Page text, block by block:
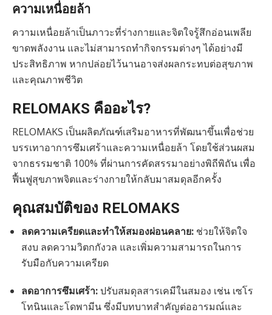
ความเหนื่อยล้า
ความเหนื่อยล้าเป็นภาวะที่ร่างกายและจิตใจรู้สึกอ่อนเพลีย
ขาดพลังงาน และไม่สามารถทำกิจกรรมต่างๆ ได้อย่างมี
ประสิทธิภาพ หากปล่อยไว้นานอาจส่งผลกระทบต่อสุขภาพ
และคุณภาพชีวิต
RELOMAKS คืออะไร?
RELOMAKS เป็นผลิตภัณฑ์เสริมอาหารที่พัฒนาขึ้นเพื่อช่วย
บรรเทาอาการซึมเศร้าและความเหนื่อยล้า โดยใช้ส่วนผสม
จากธรรมชาติ 100% ที่ผ่านการคัดสรรมาอย่างพิถีพิถัน เพื่อ
ฟื้นฟูสุขภาพจิตและร่างกายให้กลับมาสมดุลอีกครั้ง
คุณสมบัติของ RELOMAKS
ลดความเครียดและทำให้สมองผ่อนคลาย: ช่วยให้จิตใจ
สงบ ลดความวิตกกังวล และเพิ่มความสามารถในการ
รับมือกับความเครียด
ลดอาการซึมเศร้า:ปรับสมดุลสารเคมีในสมอง เช่น เซโร
โทนินและโดพามีน ซึ่งมีบทบาทสำคัญต่ออารมณ์และ